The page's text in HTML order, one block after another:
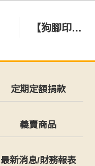
【狗腳印好物直播義賣】又來囉
定期定額捐款
義賣商品
最新消息/財務報表